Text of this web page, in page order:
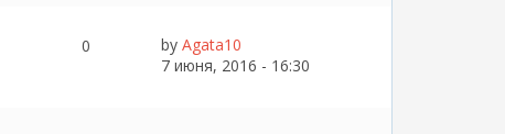
0 by Agata10
7 июня, 2016 - 16:30